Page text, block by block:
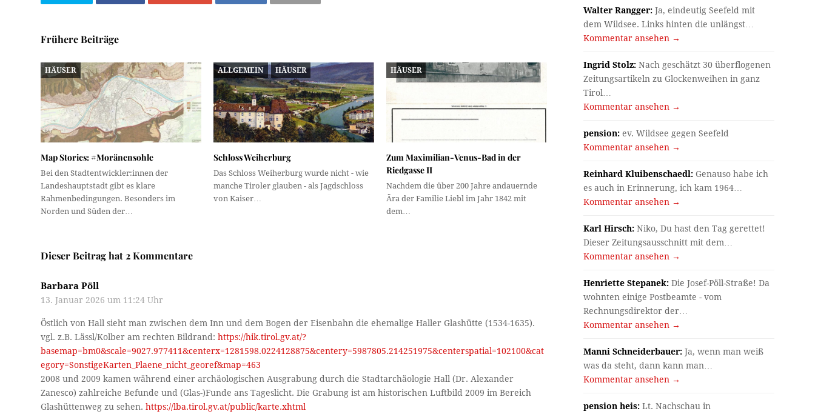
Frühere Beiträge
HÄUSER
Map Stories: #Moränensohle
Bei den Stadtentwickler:innen der
Landeshauptstadt gibt es klare
Rahmenbedingungen. Besonders im
Norden und Süden der…
ALLGEMEIN HÄUSER
Schloss Weiherburg
Das Schloss Weiherburg wurde nicht - wie
manche Tiroler glauben - als Jagdschloss
von Kaiser…
HÄUSER
Zum Maximilian-Venus-Bad in der
Riedgasse II
Nachdem die über 200 Jahre andauernde
Ära der Familie Liebl im Jahr 1842 mit
dem…
Dieser Beitrag hat 2 Kommentare
Barbara Pöll
13. Januar 2026 um 11:24 Uhr
Östlich von Hall sieht man zwischen dem Inn und dem Bogen der Eisenbahn die ehemalige Haller Glashütte (1534-1635).
vgl. z.B. Lässl/Kolber am rechten Bildrand:https://hik.tirol.gv.at/?
basemap=bm0&scale=9027.977411&centerx=1281598.0224128875&centery=5987805.214251975&centerspatial=102100&cat
egory=SonstigeKarten_Plaene_nicht_georef&map=463
2008 und 2009 kamen während einer archäologischen Ausgrabung durch die Stadtarchäologie Hall (Dr. Alexander
Zanesco) zahlreiche Befunde und (Glas-)Funde ans Tageslicht. Die Grabung ist am historischen Luftbild 2009 im Bereich
Glashüttenweg zu sehen.https://lba.tirol.gv.at/public/karte.xhtml
Walter Rangger: Ja, eindeutig Seefeld mit
dem Wildsee. Links hinten die unlängst…
Kommentar ansehen →
Ingrid Stolz: Nach geschätzt 30 überflogenen
Zeitungsartikeln zu Glockenweihen in ganz
Tirol…
Kommentar ansehen →
pension: ev. Wildsee gegen Seefeld
Kommentar ansehen →
Reinhard Kluibenschaedl: Genauso habe ich
es auch in Erinnerung, ich kam 1964…
Kommentar ansehen →
Karl Hirsch: Niko, Du hast den Tag gerettet!
Dieser Zeitungsausschnitt mit dem…
Kommentar ansehen →
Henriette Stepanek: Die Josef-Pöll-Straße! Da
wohnten einige Postbeamte - vom
Rechnungsdirektor der…
Kommentar ansehen →
Manni Schneiderbauer: Ja, wenn man weiß
was da steht, dann kann man…
Kommentar ansehen →
pension heis: Lt. Nachschau in